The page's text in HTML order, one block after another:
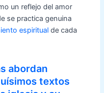
un reflejo del amor
se practica genuina
espiritual de cada
abordan
textos